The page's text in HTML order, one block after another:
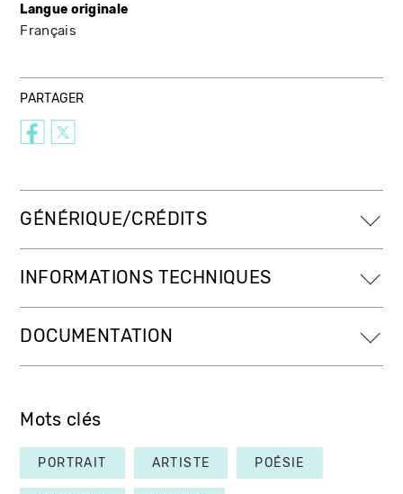
Langue originale
Français
PARTAGER
GÉNÉRIQUE/CRÉDITS
INFORMATIONS TECHNIQUES
DOCUMENTATION
Mots clés
PORTRAIT ARTISTE POÉSIE